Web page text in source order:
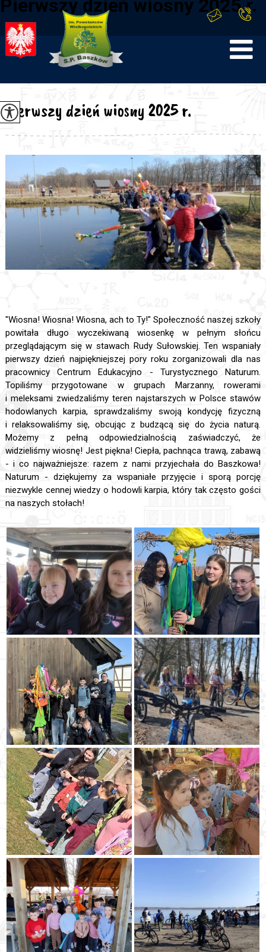
Pierwszy dzień wiosny 2025 r.
Pierwszy dzień wiosny 2025 r.
"Wiosna! Wiosna! Wiosna, ach to Ty!" Społeczność naszej szkoły
powitała długo wyczekiwaną wiosenkę w pełnym słońcu
przeglądającym się w stawach Rudy Sułowskiej. Ten wspaniały
pierwszy dzień najpiękniejszej pory roku zorganizowali dla nas
pracownicy Centrum Edukacyjno - Turystycznego Naturum.
Topiliśmy przygotowane w grupach Marzanny, rowerami
i meleksami zwiedzaliśmy teren najstarszych w Polsce stawów
hodowlanych karpia, sprawdzaliśmy swoją kondycję fizyczną
i relaksowaliśmy się, obcując z budzącą się do życia naturą.
Możemy z pełną odpowiedzialnością zaświadczyć, że
widzieliśmy wiosnę! Jest piękna! Ciepła, pachnąca trawą, zabawą
- i co najważniejsze: razem z nami przyjechała do Baszkowa!
Naturum - dziękujemy za wspaniałe przyjęcie i sporą porcję
niezwykle cennej wiedzy o hodowli karpia, który tak często gości
na naszych stołach!